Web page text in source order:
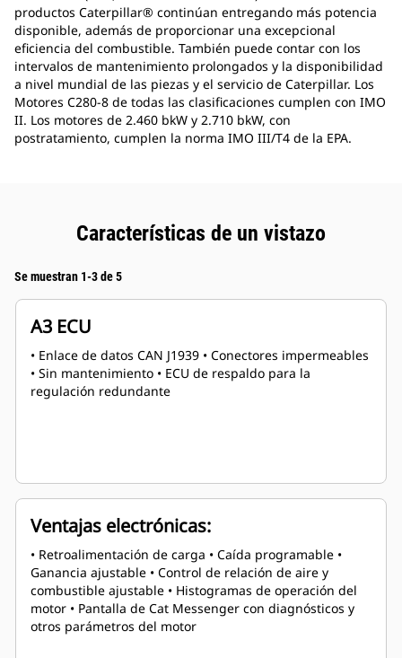
productos Caterpillar® continúan entregando más potencia
disponible, además de proporcionar una excepcional
eficiencia del combustible. También puede contar con los
intervalos de mantenimiento prolongados y la disponibilidad
a nivel mundial de las piezas y el servicio de Caterpillar. Los
Motores C280-8 de todas las clasificaciones cumplen con IMO
II. Los motores de 2.460 bkW y 2.710 bkW, con
postratamiento, cumplen la norma IMO III/T4 de la EPA.
Características de un vistazo
Se muestran 1-3 de 5
A3 ECU
• Enlace de datos CAN J1939 • Conectores impermeables
• Sin mantenimiento • ECU de respaldo para la
regulación redundante
Ventajas electrónicas:
• Retroalimentación de carga • Caída programable •
Ganancia ajustable • Control de relación de aire y
combustible ajustable • Histogramas de operación del
motor • Pantalla de Cat Messenger con diagnósticos y
otros parámetros del motor